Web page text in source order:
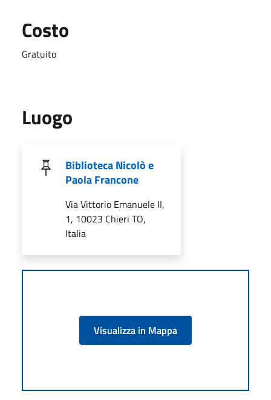
Costo
Gratuito
Luogo
Biblioteca Nicolò e
Paola Francone
Via Vittorio Emanuele II,
1, 10023 Chieri TO,
Italia
Visualizza in Mappa